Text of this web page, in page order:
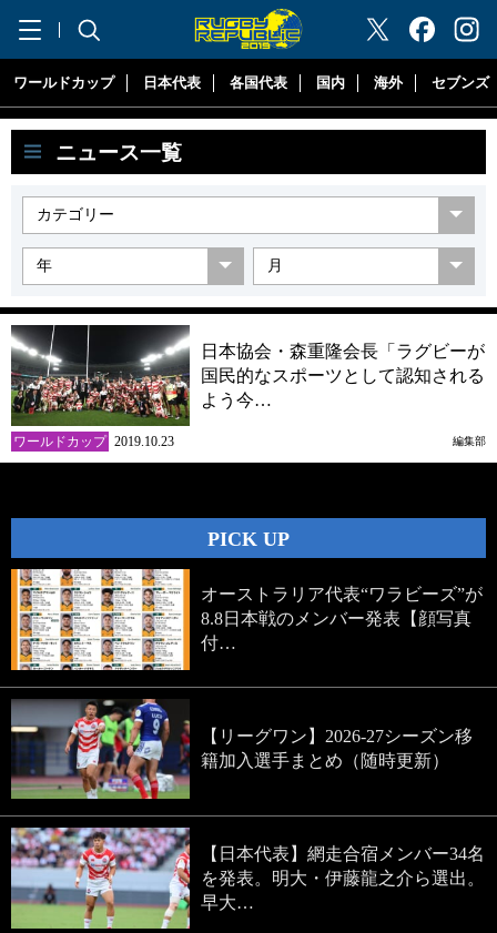
"ラグビーリパブリック"
ワールドカップ 日本代表 各国代表 国内 海外 セブンズ
ニュース一覧
日本協会・森重隆会長「ラグビーが
国民的なスポーツとして認知される
よう今…
ワールドカップ 2019.10.23 編集部
PICK UP
オーストラリア代表“ワラビーズ”が
8.8日本戦のメンバー発表【顔写真
付…
【リーグワン】2026-27シーズン移
籍加入選手まとめ（随時更新）
【日本代表】網走合宿メンバー34名
を発表。明大・伊藤龍之介ら選出。
早大…